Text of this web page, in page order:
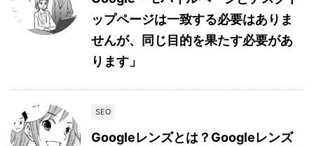
ップページは一致する必要はありま
せんが、同じ目的を果たす必要があ
ります」
SEO
Googleレンズとは？Googleレンズ